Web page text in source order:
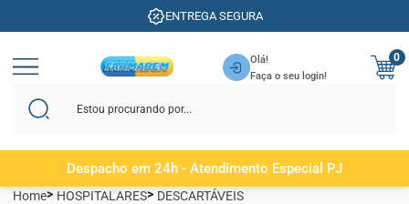
ENTREGA SEGURA
Olá!
Faça o seu login!
0
Despacho em 24h - Atendimento Especial PJ
Home HOSPITALARES DESCARTÁVEIS